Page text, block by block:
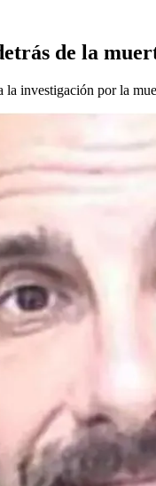
de la
la investigación por la